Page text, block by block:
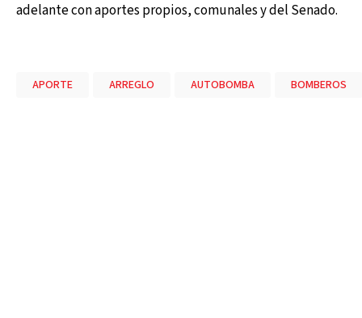
adelante con aportes propios, comunales y del Senado.
APORTE ARREGLO AUTOBOMBA BOMBEROS